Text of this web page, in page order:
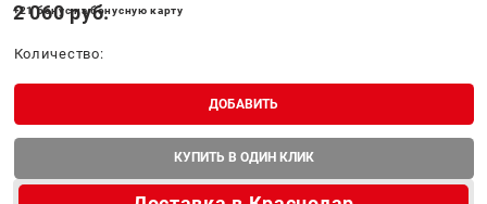
2 060 руб.
+21 бонус на бонусную карту
Количество:
ДОБАВИТЬ
КУПИТЬ В ОДИН КЛИК